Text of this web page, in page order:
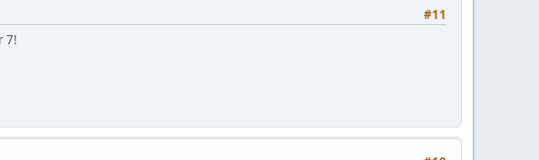
#11
7!